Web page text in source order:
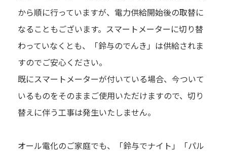
から順に行っていますが、電力供給開始後の取替に
なることもございます。スマートメーターに切り替
わっていなくとも、「鈴与のでんき」は供給されま
すのでご安心ください。
既にスマートメーターが付いている場合、今ついて
いるものをそのままご使用いただけますので、切り
替えに伴う工事は発生いたしません。
オール電化のご家庭でも、「鈴与でナイト」「パル